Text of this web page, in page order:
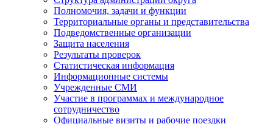
Полномочия, задачи и функции
Территориальные органы и представительства
Подведомственные организации
Защита населения
Результаты проверок
Статистическая информация
Информационные системы
Учрежденные СМИ
Участие в программах и международное
сотрудничество
Официальные визиты и рабочие поездки